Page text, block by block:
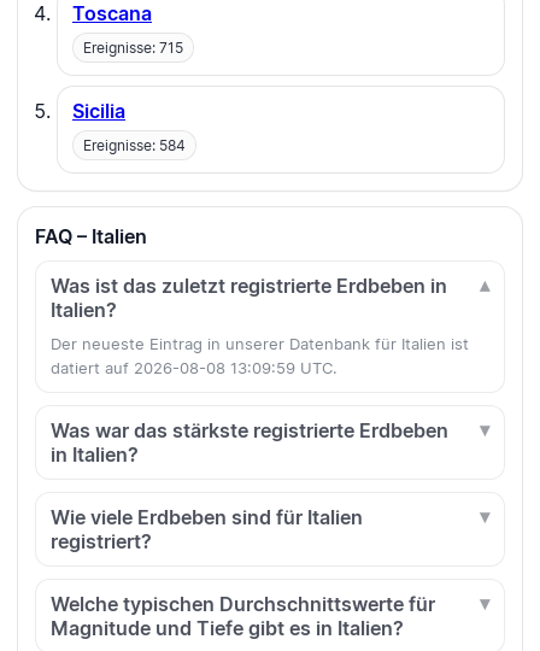
Toscana
Ereignisse: 715
Sicilia
Ereignisse: 584
FAQ – Italien
Was ist das zuletzt registrierte Erdbeben in
Italien?
Der neueste Eintrag in unserer Datenbank für Italien ist
datiert auf 2026-08-08 13:09:59 UTC.
Was war das stärkste registrierte Erdbeben
in Italien?
Wie viele Erdbeben sind für Italien
registriert?
Welche typischen Durchschnittswerte für
Magnitude und Tiefe gibt es in Italien?